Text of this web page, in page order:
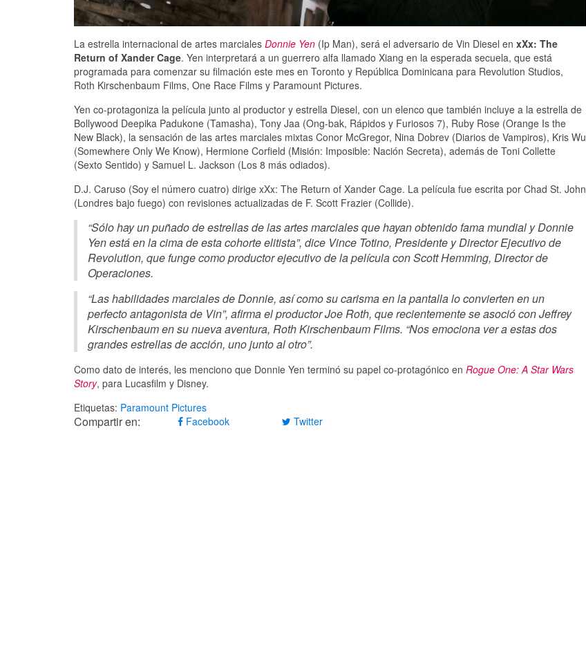
La estrella internacional de artes marciales Donnie Yen (Ip Man), será el adversario de Vin Diesel en xXx: The
Return of Xander Cage. Yen interpretará a un guerrero alfa llamado Xiang en la esperada secuela, que está
programada para comenzar su filmación este mes en Toronto y República Dominicana para Revolution Studios,
Roth Kirschenbaum Films, One Race Films y Paramount Pictures.
Yen co-protagoniza la película junto al productor y estrella Diesel, con un elenco que también incluye a la estrella de
Bollywood Deepika Padukone (Tamasha), Tony Jaa (Ong-bak, Rápidos y Furiosos 7), Ruby Rose (Orange Is the
New Black), la sensación de las artes marciales mixtas Conor McGregor, Nina Dobrev (Diarios de Vampiros), Kris Wu
(Somewhere Only We Know), Hermione Corfield (Misión: Imposible: Nación Secreta), además de Toni Collette
(Sexto Sentido) y Samuel L. Jackson (Los 8 más odiados).
D.J. Caruso (Soy el número cuatro) dirige xXx: The Return of Xander Cage. La película fue escrita por Chad St. John
(Londres bajo fuego) con revisiones actualizadas de F. Scott Frazier (Collide).
“Sólo hay un puñado de estrellas de las artes marciales que hayan obtenido fama mundial y Donnie
Yen está en la cima de esta cohorte elitista”, dice Vince Totino, Presidente y Director Ejecutivo de
Revolution, que funge como productor ejecutivo de la película con Scott Hemming, Director de
Operaciones.
“Las habilidades marciales de Donnie, así como su carisma en la pantalla lo convierten en un
perfecto antagonista de Vin”, afirma el productor Joe Roth, que recientemente se asoció con Jeffrey
Kirschenbaum en su nueva aventura, Roth Kirschenbaum Films. “Nos emociona ver a estas dos
grandes estrellas de acción, uno junto al otro”.
Como dato de interés, les menciono que Donnie Yen terminó su papel co-protagónico en Rogue One: A Star Wars
Story, para Lucasfilm y Disney.
Etiquetas: Paramount Pictures
Compartir en: Facebook Twitter